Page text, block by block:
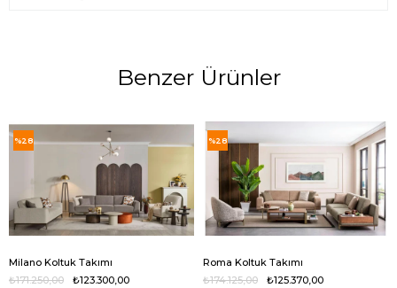
Benzer Ürünler
Milano Koltuk Takımı
₺123.300,00
₺171.250,00
%28
Roma Koltuk Takımı
₺125.370,00
₺174.125,00
%28